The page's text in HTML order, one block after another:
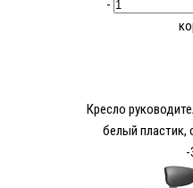
-
Кресло
белый пластик,
-